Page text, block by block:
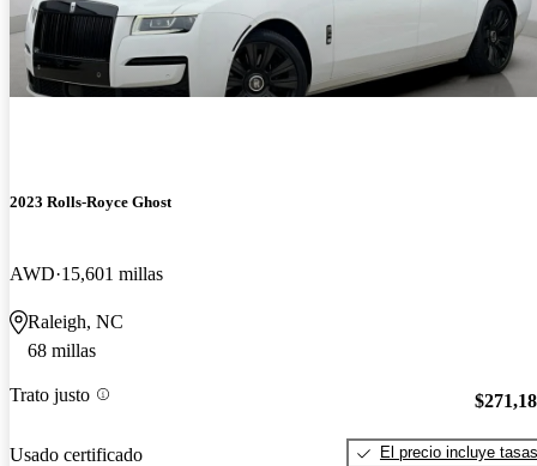
2023 Rolls-Royce Ghost
AWD 15,601 millas
Raleigh, NC
68 millas
Trato justo
Usado certificado
El precio incluye tasas